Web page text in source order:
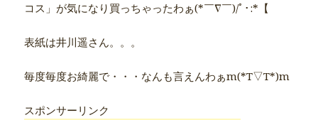
コス」が気になり買っちゃったわぁ(*￣∇￣)/ﾟ･:*【
表紙は井川遥さん。。。
毎度毎度お綺麗で・・・なんも言えんわぁm(*T▽T*)m
スポンサーリンク